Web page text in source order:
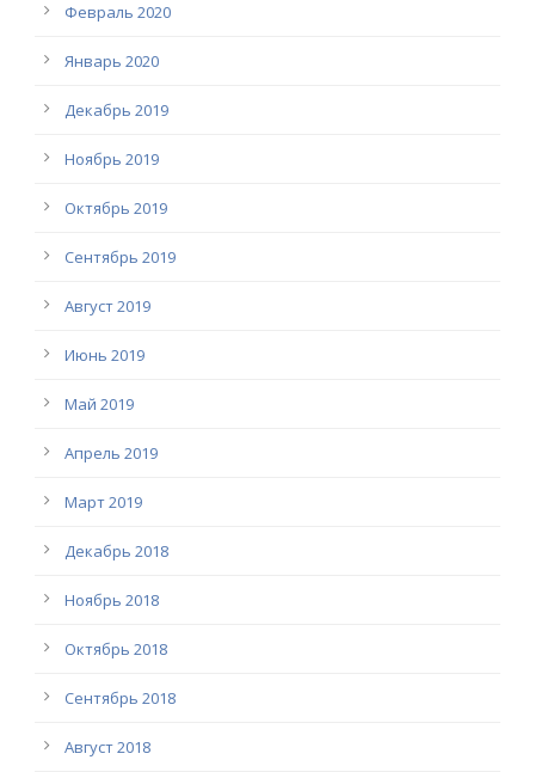
Февраль 2020
Январь 2020
Декабрь 2019
Ноябрь 2019
Октябрь 2019
Сентябрь 2019
Август 2019
Июнь 2019
Май 2019
Апрель 2019
Март 2019
Декабрь 2018
Ноябрь 2018
Октябрь 2018
Сентябрь 2018
Август 2018